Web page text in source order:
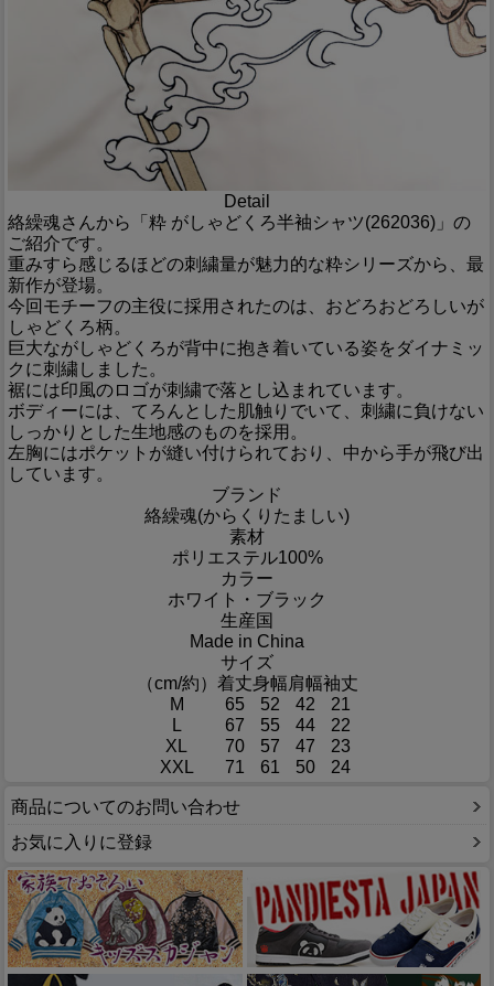
Detail
絡繰魂さんから「粋 がしゃどくろ半袖シャツ(262036)」の
ご紹介です。
重みすら感じるほどの刺繍量が魅力的な粋シリーズから、最
新作が登場。
今回モチーフの主役に採用されたのは、おどろおどろしいが
しゃどくろ柄。
巨大ながしゃどくろが背中に抱き着いている姿をダイナミッ
クに刺繍しました。
裾には印風のロゴが刺繍で落とし込まれています。
ボディーには、てろんとした肌触りでいて、刺繍に負けない
しっかりとした生地感のものを採用。
左胸にはポケットが縫い付けられており、中から手が飛び出
しています。
ブランド
絡繰魂(からくりたましい)
素材
ポリエステル100%
カラー
ホワイト・ブラック
生産国
Made in China
サイズ
（cm/約） 着丈身幅肩幅袖丈
M
65 52 42
21
L
67 55 44
22
XL
70 57 47
23
XXL
71 61 50 24
商品についてのお問い合わせ
お気に入りに登録